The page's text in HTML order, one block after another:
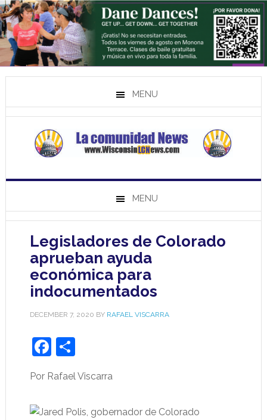
MENU
MENU
Legisladores de Colorado
aprueban ayuda
económica para
indocumentados
DECEMBER 7, 2020 BY RAFAEL VISCARRA
Facebook
Share
Por Rafael Viscarra